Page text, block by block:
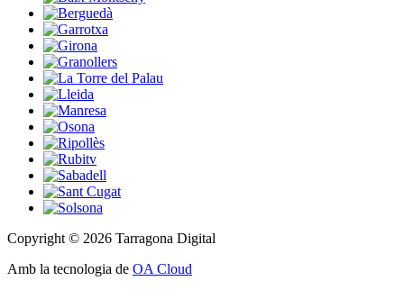
Copyright © 2026 Tarragona Digital
Amb la tecnologia de OA Cloud